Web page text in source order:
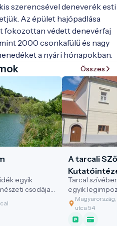
szerencsével deneverék esti
Az épület hajópadlása
fokozottan védett denevérfaj
2000 csonkafülű és nagy
a nyári hónapokban.
Összes
egyik
csodája a
meredek
türkizkék
A tarcali
Kutatóintézet
történeti
Tarcal szívében,
egyik
épületében
Szőlészeti és
bemutatóhelye,
Magyarország,
utca 54